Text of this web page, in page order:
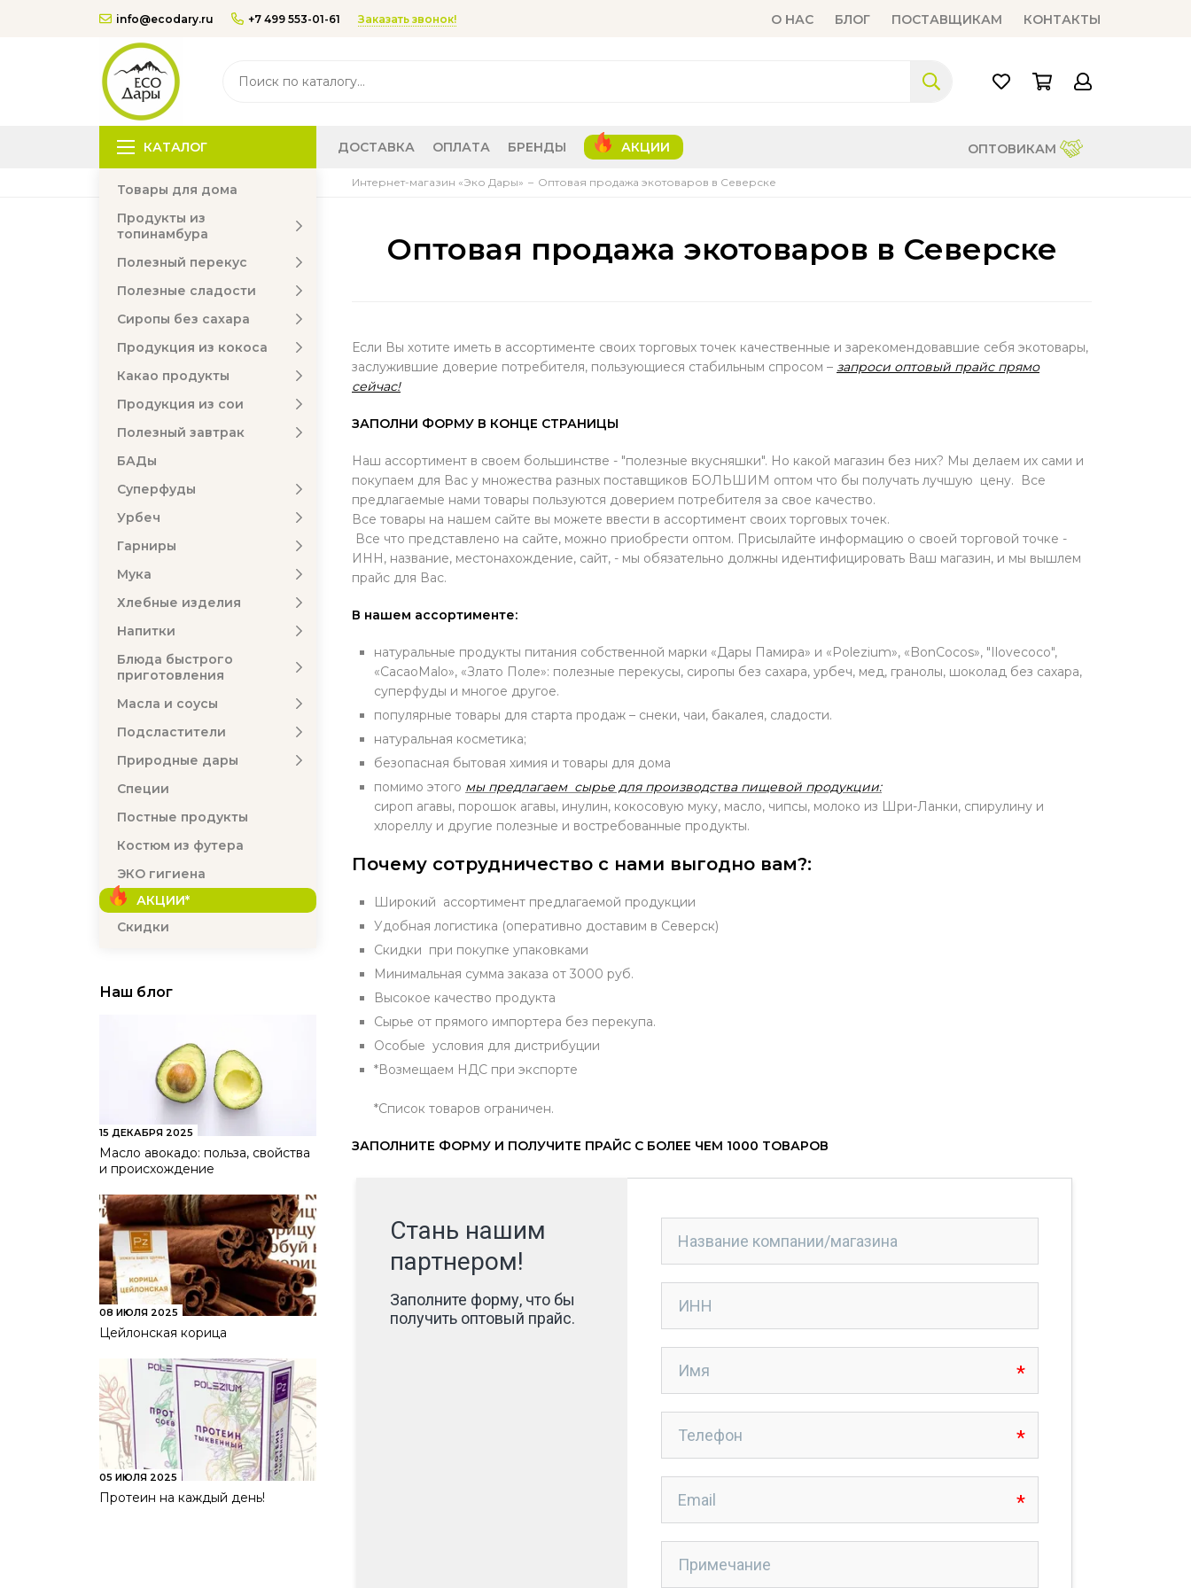
info@ecodary.ru +7 499 553-01-61 Заказать звонок! О НАС БЛОГ ПОСТАВЩИКАМ КОНТАКТЫ
КАТАЛОГ ДОСТАВКА ОПЛАТА БРЕНДЫ АКЦИИ ОПТОВИКАМ
Интернет-магазин «Эко Дары» Оптовая продажа экотоваров в Северске
Товары для дома
Продукты из
топинамбура
Полезный перекус
Полезные сладости
Сиропы без сахара
Продукция из кокоса
Какао продукты
Продукция из сои
Полезный завтрак
БАДы
Суперфуды
Урбеч
Гарниры
Мука
Хлебные изделия
Напитки
Блюда быстрого
приготовления
Масла и соусы
Подсластители
Природные дары
Специи
Постные продукты
Костюм из футера
ЭКО гигиена
АКЦИИ*
Скидки
Наш блог
15 ДЕКАБРЯ 2025
Масло авокадо: польза, свойства
и происхождение
08 ИЮЛЯ 2025
Цейлонская корица
05 ИЮЛЯ 2025
Протеин на каждый день!
Оптовая продажа экотоваров в Северске
Если Вы хотите иметь в ассортименте своих торговых точек качественные и зарекомендовавшие себя экотовары,
заслужившие доверие потребителя, пользующиеся стабильным спросом – запроси оптовый прайс прямо
сейчас!
ЗАПОЛНИ ФОРМУ В КОНЦЕ СТРАНИЦЫ
Наш ассортимент в своем большинстве - "полезные вкусняшки". Но какой магазин без них? Мы делаем их сами и
покупаем для Вас у множества разных поставщиков БОЛЬШИМ оптом что бы получать лучшую цену. Все
предлагаемые нами товары пользуются доверием потребителя за свое качество.
Все товары на нашем сайте вы можете ввести в ассортимент своих торговых точек.
Все что представлено на сайте, можно приобрести оптом. Присылайте информацию о своей торговой точке -
ИНН, название, местонахождение, сайт, - мы обязательно должны идентифицировать Ваш магазин, и мы вышлем
прайс для Вас.
В нашем ассортименте:
натуральные продукты питания собственной марки «Дары Памира» и «Polezium», «BonCocos», "Ilovecoco",
«CacaoMalo», «Злато Поле»: полезные перекусы, сиропы без сахара, урбеч, мед, гранолы, шоколад без сахара,
суперфуды и многое другое.
популярные товары для старта продаж – снеки, чаи, бакалея, сладости.
натуральная косметика;
безопасная бытовая химия и товары для дома
помимо этого мы предлагаем сырье для производства пищевой продукции:
сироп агавы, порошок агавы, инулин, кокосовую муку, масло, чипсы, молоко из Шри-Ланки, спирулину и
хлореллу и другие полезные и востребованные продукты.
Почему сотрудничество с нами выгодно вам?:
Широкий ассортимент предлагаемой продукции
Удобная логистика (оперативно доставим в Северск)
Скидки при покупке упаковками
Минимальная сумма заказа от 3000 руб.
Высокое качество продукта
Сырье от прямого импортера без перекупа.
Особые условия для дистрибуции
*Возмещаем НДС при экспорте
*Список товаров ограничен.
ЗАПОЛНИТЕ ФОРМУ И ПОЛУЧИТЕ ПРАЙС С БОЛЕЕ ЧЕМ 1000 ТОВАРОВ